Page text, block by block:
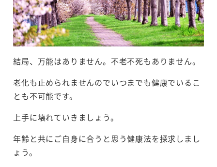
結局、万能はありません。不老不死もありません。
老化も止められませんのでいつまでも健康でいるこ
とも不可能です。
上手に壊れていきましょう。
年齢と共にご自身に合うと思う健康法を探求しまし
ょう。